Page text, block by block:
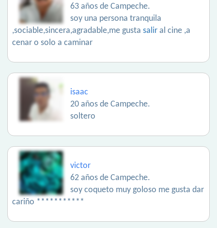
63 años de Campeche.
soy una persona tranquila
,sociable,sincera,agradable,me gusta salir al cine ,a
cenar o solo a caminar
isaac
20 años de Campeche.
soltero
victor
62 años de Campeche.
soy coqueto muy goloso me gusta dar
cariño ***********